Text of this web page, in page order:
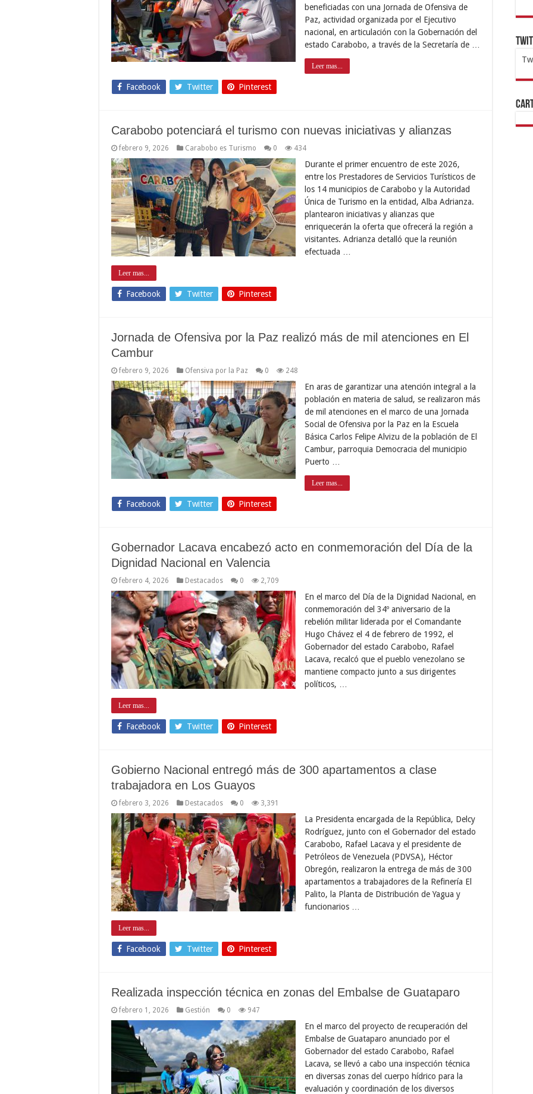
beneficiadas con una Jornada de Ofensiva de
Paz, actividad organizada por el Ejecutivo
nacional, en articulación con la Gobernación del
estado Carabobo, a través de la Secretaría de …
Leer mas...
Facebook Twitter Pinterest
Carabobo potenciará el turismo con nuevas iniciativas y alianzas
febrero 9, 2026 Carabobo es Turismo 0 434
Durante el primer encuentro de este 2026,
entre los Prestadores de Servicios Turísticos de
los 14 municipios de Carabobo y la Autoridad
Única de Turismo en la entidad, Alba Adrianza.
plantearon iniciativas y alianzas que
enriquecerán la oferta que ofrecerá la región a
visitantes. Adrianza detalló que la reunión
efectuada …
Leer mas...
Facebook Twitter Pinterest
Jornada de Ofensiva por la Paz realizó más de mil atenciones en El
Cambur
febrero 9, 2026 Ofensiva por la Paz 0 248
En aras de garantizar una atención integral a la
población en materia de salud, se realizaron más
de mil atenciones en el marco de una Jornada
Social de Ofensiva por la Paz en la Escuela
Básica Carlos Felipe Alvizu de la población de El
Cambur, parroquia Democracia del municipio
Puerto …
Leer mas...
Facebook Twitter Pinterest
Gobernador Lacava encabezó acto en conmemoración del Día de la
Dignidad Nacional en Valencia
febrero 4, 2026 Destacados 0 2,709
En el marco del Día de la Dignidad Nacional, en
conmemoración del 34º aniversario de la
rebelión militar liderada por el Comandante
Hugo Chávez el 4 de febrero de 1992, el
Gobernador del estado Carabobo, Rafael
Lacava, recalcó que el pueblo venezolano se
mantiene compacto junto a sus dirigentes
políticos, …
Leer mas...
Facebook Twitter Pinterest
Gobierno Nacional entregó más de 300 apartamentos a clase
trabajadora en Los Guayos
febrero 3, 2026 Destacados 0 3,391
La Presidenta encargada de la República, Delcy
Rodríguez, junto con el Gobernador del estado
Carabobo, Rafael Lacava y el presidente de
Petróleos de Venezuela (PDVSA), Héctor
Obregón, realizaron la entrega de más de 300
apartamentos a trabajadores de la Refinería El
Palito, la Planta de Distribución de Yagua y
funcionarios …
Leer mas...
Facebook Twitter Pinterest
Realizada inspección técnica en zonas del Embalse de Guataparo
febrero 1, 2026 Gestión 0 947
En el marco del proyecto de recuperación del
Embalse de Guataparo anunciado por el
Gobernador del estado Carabobo, Rafael
Lacava, se llevó a cabo una inspección técnica
en diversas zonas del cuerpo hídrico para la
evaluación y coordinación de los diversos